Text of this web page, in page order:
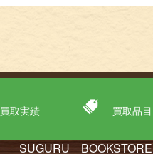
買取実績 買取品目
SUGURU BOOKSTORE